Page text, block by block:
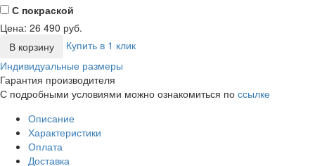
С покраской
Цена: 26 490 руб.
В корзину
Купить в 1 клик
Индивидуальные размеры
Гарантия производителя
С подробными условиями можно ознакомиться по ссылке
Описание
Характеристики
Оплата
Доставка